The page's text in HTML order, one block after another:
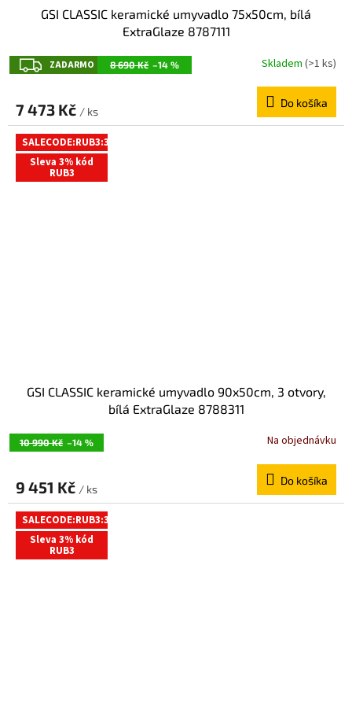
Z
D
A
R
M
ZADARMO 8 690 Kč –14 %
GSI CLASSIC keramické umyvadlo 75x50cm, bílá
ExtraGlaze 8787111
Skladem (>1 ks)
7 473 Kč / ks
Do košíka
SALECODE:RUB3:3:%
Sleva 3% kód
RUB3
10 990 Kč –14 %
GSI CLASSIC keramické umyvadlo 90x50cm, 3 otvory,
bílá ExtraGlaze 8788311
Na objednávku
9 451 Kč / ks
Do košíka
SALECODE:RUB3:3:%
Sleva 3% kód
RUB3